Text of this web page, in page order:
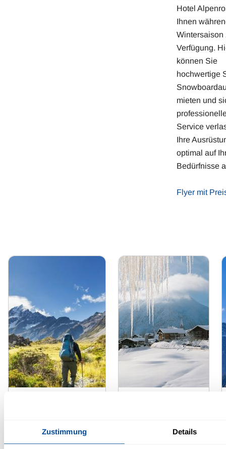
Zustimmung Details
Hotel
Ihnen
Wintersaison
Verfügung.
können Sie
hochwertige
mieten und
Service
Ihre
optimal auf
Bedürfnisse
Flyer mit